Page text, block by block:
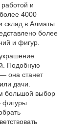
и
4000
склад в Алматы
более
и фигур.
Подобную
она станет
дачи.
большой выбор
фигуры